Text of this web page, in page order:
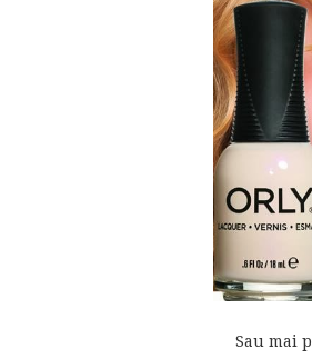
Sau mai